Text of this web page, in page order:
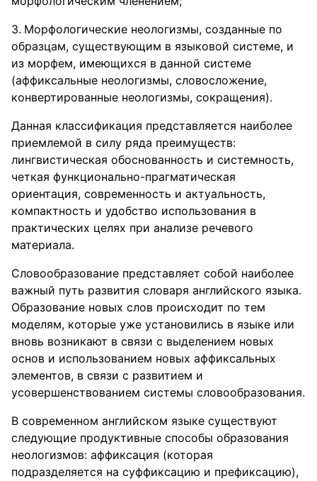
Морфологические неологизмы, созданные по
образцам, существующим в языковой системе, и
из морфем, имеющихся в данной системе
(аффиксальные неологизмы, словосложение,
конвертированные неологизмы, сокращения).
Данная классификация представляется наиболее
приемлемой в силу ряда преимуществ:
лингвистическая обоснованность и системность,
четкая функционально-прагматическая
ориентация, современность и актуальность,
компактность и удобство использования в
практических целях при анализе речевого
материала.
Словообразование представляет собой наиболее
важный путь развития словаря английского языка.
Образование новых слов происходит по тем
моделям, которые уже установились в языке или
вновь возникают в связи с выделением новых
основ и использованием новых аффиксальных
элементов, в связи с развитием и
усовершенствованием системы словообразования.
В современном английском языке существуют
следующие продуктивные способы образования
неологизмов: аффиксация (которая
подразделяется на суффиксацию и префиксацию),